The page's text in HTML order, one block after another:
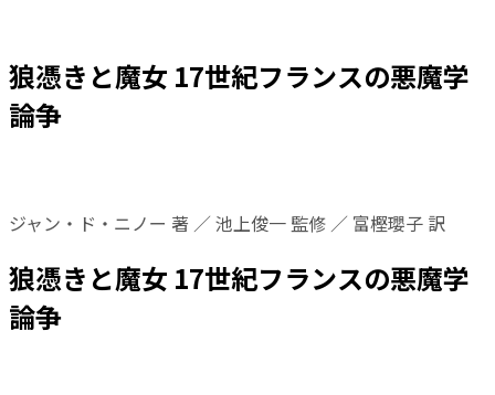
狼憑きと魔女 17世紀フランスの悪魔学
論争
ジャン・ド・ニノー 著 ／ 池上俊一 監修 ／ 富樫瓔子 訳
狼憑きと魔女 17世紀フランスの悪魔学
論争